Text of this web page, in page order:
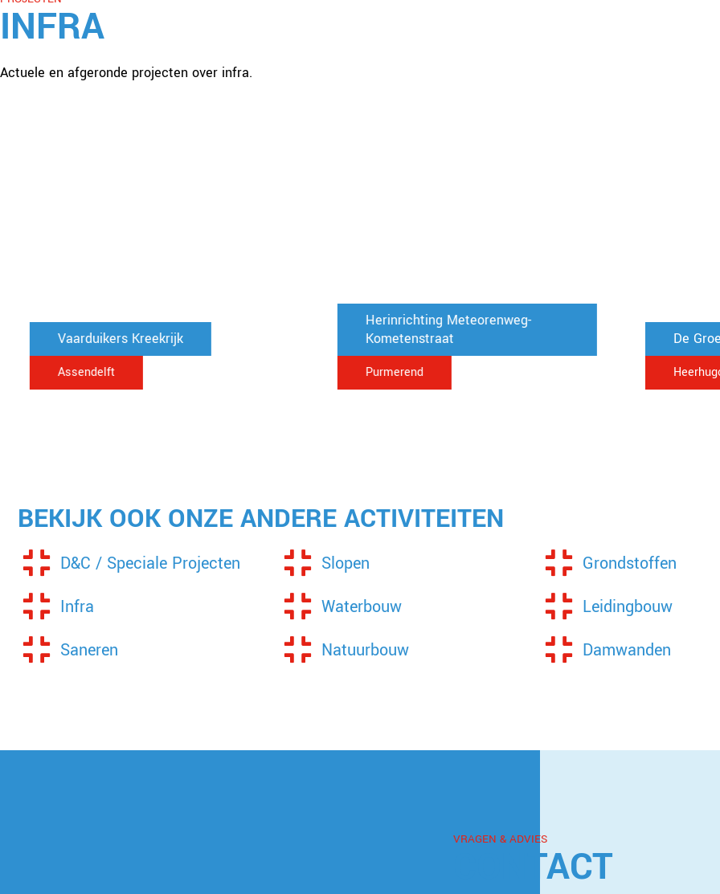
INFRA
Actuele en afgeronde projecten over infra.
Vaarduikers Kreekrijk
Assendelft
Herinrichting Meteorenweg-
Kometenstraat
Purmerend
De
BEKIJK OOK ONZE ANDERE ACTIVITEITEN
D&C / Speciale Projecten
Infra
Saneren
Slopen
Waterbouw
Natuurbouw
Grondstoffen
Leidingbouw
Damwanden
VRAGEN & ADVIES
CONTACT